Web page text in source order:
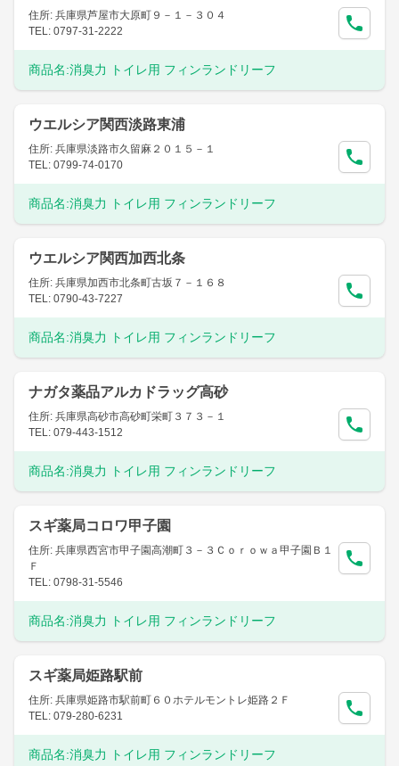
住所: 兵庫県芦屋市大原町９－１－３０４
TEL: 0797-31-2222
商品名:消臭力 トイレ用 フィンランドリーフ
ウエルシア関西淡路東浦
住所: 兵庫県淡路市久留麻２０１５－１
TEL: 0799-74-0170
商品名:消臭力 トイレ用 フィンランドリーフ
ウエルシア関西加西北条
住所: 兵庫県加西市北条町古坂７－１６８
TEL: 0790-43-7227
商品名:消臭力 トイレ用 フィンランドリーフ
ナガタ薬品アルカドラッグ高砂
住所: 兵庫県高砂市高砂町栄町３７３－１
TEL: 079-443-1512
商品名:消臭力 トイレ用 フィンランドリーフ
スギ薬局コロワ甲子園
住所: 兵庫県西宮市甲子園高潮町３－３Ｃｏｒｏｗａ甲子園Ｂ１
Ｆ
TEL: 0798-31-5546
商品名:消臭力 トイレ用 フィンランドリーフ
スギ薬局姫路駅前
住所: 兵庫県姫路市駅前町６０ホテルモントレ姫路２Ｆ
TEL: 079-280-6231
商品名:消臭力 トイレ用 フィンランドリーフ